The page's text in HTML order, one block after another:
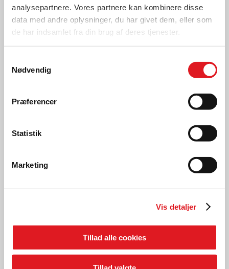
analysepartnere. Vores partnere kan kombinere disse
data med andre oplysninger, du har givet dem, eller som
de har indsamlet fra din brug af deres tjenester.
Nødvendig
Præferencer
Statistik
Marketing
Vis detaljer
Tillad alle cookies
Lys
LÆS MERE